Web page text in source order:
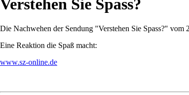
Verstehen Sie Spass?
Die Nachwehen der Sendung "Verstehen Sie Spass?" vom
Eine Reaktion die Spaß macht:
www.sz-online.de